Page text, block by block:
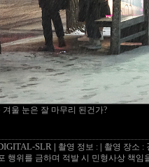
겨울 눈은 잘 마무리 된건가?
SLR | 촬영 정보 : 촬영 장소 :
행위를 금하며 적발 시 민형사상 책임